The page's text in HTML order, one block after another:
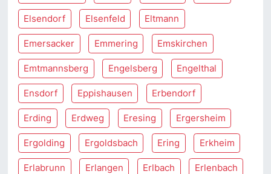
Elsendorf Elsenfeld Eltmann
Emersacker Emmering Emskirchen
Emtmannsberg Engelsberg Engelthal
Ensdorf Eppishausen Erbendorf
Erding Erdweg Eresing Ergersheim
Ergolding Ergoldsbach Ering Erkheim
Erlabrunn Erlangen Erlbach Erlenbach